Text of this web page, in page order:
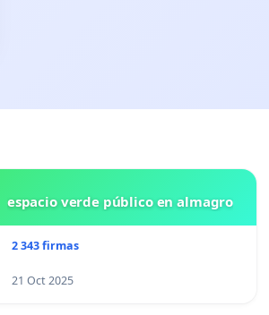
espacio verde público en almagro
2 343 firmas
21 Oct 2025